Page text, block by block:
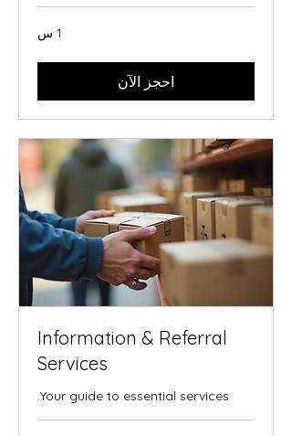
1 س
احجز الآن
Information & Referral
Services
Your guide to essential services.